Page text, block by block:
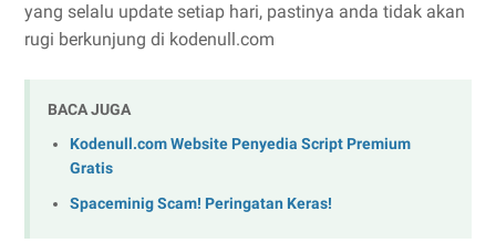
yang selalu update setiap hari, pastinya anda tidak akan
rugi berkunjung di kodenull.com
BACA JUGA
Kodenull.com Website Penyedia Script Premium
Gratis
Spaceminig Scam! Peringatan Keras!